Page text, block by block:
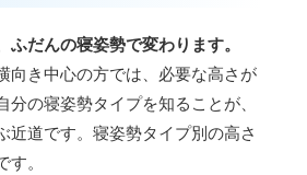
ふだんの寝姿勢で変わります。
向き中心の方では、必要な高さが
分の寝姿勢タイプを知ることが、
近道です。寝姿勢タイプ別の高さ
。